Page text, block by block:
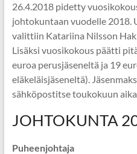
26.4.2018 pidetty
johtokuntaan vuodelle 2018.
valittiin Katariina Nilsson
Lisäksi vuosikokous päätti
euroa perusjäseneltä ja 19
eläkeläisjäseneltä).
sähköpostitse toukokuun
JOHTOKUNTA
Puheenjohtaja